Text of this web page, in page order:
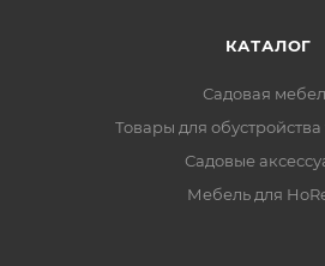
КАТАЛОГ
Садовая
Товары для
Садовые
Мебель для